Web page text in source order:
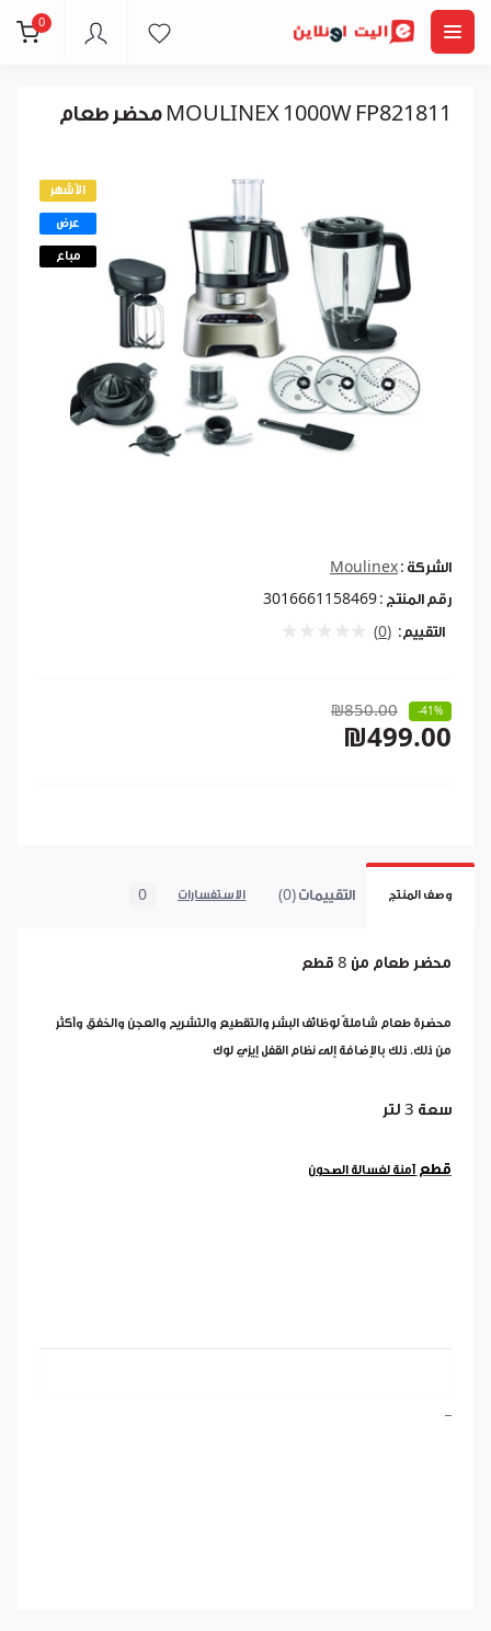
0
محضر طعام MOULINEX 1000W FP821811
الأشهر
عرض
مباع
الشركة : Moulinex
رقم المنتج : 3016661158469
التقييم: (0)
₪850.00 -41%
₪499.00
وصف المنتج التقييمات (0) الاستفسارات 0
محضر طعام من 8 قطع
محضرة طعام شاملةً لوظائف البشر والتقطيع والتشريح والعجن والخفق وأكثر
من ذلك. ذلك بالإضافة إلى نظام القفل إيزي لوك
سعة 3 لتر
قطعآمنة لغسالة الصحون